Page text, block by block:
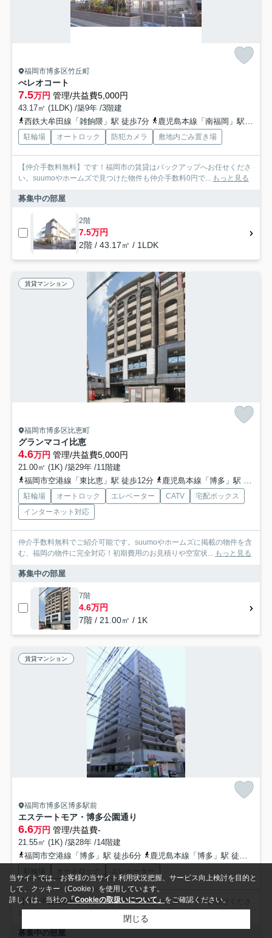
福岡市博多区竹丘町
べレオコート
7.5万円 管理/共益費5,000円
43.17㎡ (1LDK) /築9年 /3階建
西鉄大牟田線「雑餉隈」駅 徒歩7分
鹿児島本線「南福岡」駅 徒歩7分
駐輪場 オートロック 防犯カメラ 敷地内ごみ置き場
【仲介手数料無料】です！福岡市の賃貸はバックアップへお任せくださ
い。suumoやホームズで見つけた物件も仲介手数料0円で...
もっと見る
募集中の部屋
2階
7.5万円
2階 / 43.17㎡ / 1LDK
賃貸マンション
福岡市博多区比恵町
グランマコイ比恵
4.6万円 管理/共益費5,000円
21.00㎡ (1K) /築29年 /11階建
福岡市空港線「東比恵」駅 徒歩12分
鹿児島本線「博多」駅 徒歩16分
駐輪場 オートロック エレベーター CATV
宅配ボックス
インターネット対応
仲介手数料無料でご紹介可能です。suumoやホームズに掲載の物件を含
む、福岡の物件に完全対応！初期費用のお見積りや空室状...
もっと見る
募集中の部屋
7階
4.6万円
7階 / 21.00㎡ / 1K
賃貸マンション
福岡市博多区博多駅前
エステートモア・博多公園通り
6.6万円 管理/共益費-
21.55㎡ (1K) /築28年 /14階建
福岡市空港線「博多」駅 徒歩6分
鹿児島本線「博多」駅 徒歩7分
駐輪場 オートロック エレベーター
【仲介手数料無料】です！福岡市の賃貸はバックアップへお任せくださ
い。suumoやホームズで見つけた物件も仲介手数料0円で...もっと見る
募集中の部屋
当サイトでは、お客様の当サイト利用状況把握、サービス向上検討を目的と
して、クッキー（Cookie）を使用しています。
詳しくは、当社の 「Cookieの取扱いについて」 をご確認ください。
閉じる